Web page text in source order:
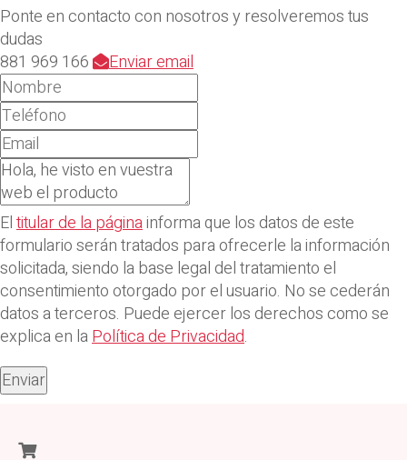
Ponte en contacto con nosotros y resolveremos tus
dudas
881 969 166
Enviar email
Eltitular de la páginainforma que los datos de este
formulario serán tratados para ofrecerle la información
solicitada, siendo la base legal del tratamiento el
consentimiento otorgado por el usuario. No se cederán
datos a terceros. Puede ejercer los derechos como se
explica en laPolítica de Privacidad.